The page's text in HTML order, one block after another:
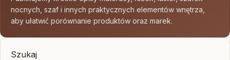
nocnych, szaf i innych praktycznych elementów wnętrza,
aby ułatwić porównanie produktów oraz marek.
Szukaj